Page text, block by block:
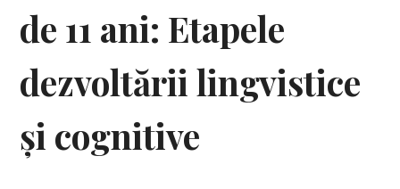
de 11 ani: Etapele
dezvoltării lingvistice
și cognitive